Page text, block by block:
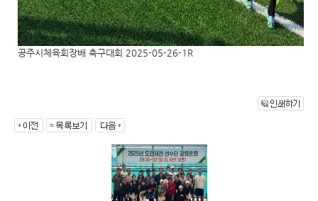
공주시체육회장배 축구대회 2025-05-26-1R